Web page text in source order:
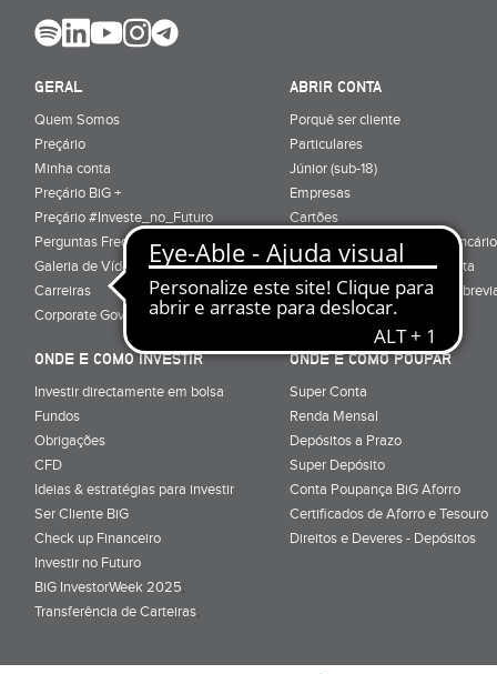
GERAL
Quem Somos
Preçário
Minha conta
Preçário BiG +
Preçário #Investe_no_Futuro
Perguntas Frequentes
Galeria de Vídeos
Carreiras
Corporate Governance
ABRIR CONTA
Porquê ser cliente
Particulares
Júnior (sub-18)
Empresas
Cartões
Conta Serviços Mínimos
Serviço de Mudança de Conta
Glossário de Terminologia
Informação Pré-Contratual
ONDE E COMO INVESTIR
Investir directamente em bolsa
Fundos
Obrigações
CFD
Ideias & estratégias para investir
Ser Cliente BiG
Check up Financeiro
Investir no Futuro
BiG InvestorWeek 2025;
Transferência de Carteiras;
ONDE E COMO POUPAR
Super Conta
Renda Mensal
Depósitos a Prazo
Super Depósito
Conta Poupança BiG Aforro
Certificados de Aforro e Tesouro
Direitos e Deveres - Depósitos